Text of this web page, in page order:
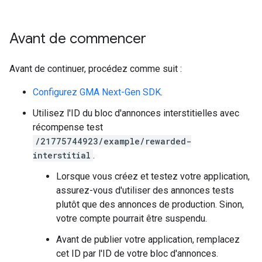
Avant de commencer
Avant de continuer, procédez comme suit :
Configurez GMA Next-Gen SDK.
Utilisez l'ID du bloc d'annonces interstitielles avec
récompense test
/21775744923/example/rewarded-
interstitial .
Lorsque vous créez et testez votre application,
assurez-vous d'utiliser des annonces tests
plutôt que des annonces de production. Sinon,
votre compte pourrait être suspendu.
Avant de publier votre application, remplacez
cet ID par l'ID de votre bloc d'annonces.